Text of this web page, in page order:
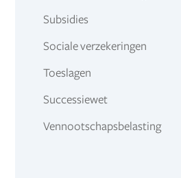
Subsidies
Sociale verzekeringen
Toeslagen
Successiewet
Vennootschapsbelasting